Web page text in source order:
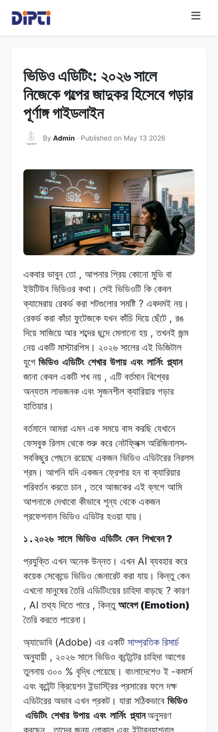
ভিডিও এডিটিং: ২০২৬ সালে
নিজেকে গল্পের জাদুকর হিসেবে গড়ার
পূর্ণাঙ্গ গাইডলাইন
By Admin · Published on May 13 2026
একবার ভাবুন তো , আপনার প্রিয় কোনো মুভি বা
ইউটিউব ভিডিওর কথা। সেই ভিডিওটি কি কেবল
ক্যামেরায় রেকর্ড করা শটগুলোর সমষ্টি? একদমই নয়।
রেকর্ড করা কাঁচা ফুটেজকে যখন কাঁচি দিয়ে ছেঁটে , রঙ
দিয়ে সাজিয়ে আর শব্দের ছন্দে মেলানো হয় ,তখনই জন্ম
নেয় একটি মাস্টারপিস। ২০২৬ সালের এই ডিজিটাল
যুগে ভিডিও এডিটিং শেখার উপায় এবং লার্নিং প্ল্যান
জানা কেবল একটি শখ নয় , এটি বর্তমান বিশ্বের
অন্যতম লাভজনক এবং সৃজনশীল ক্যারিয়ার গড়ার
হাতিয়ার।
বর্তমানে আমরা এমন এক সময়ে বাস করছি যেখানে
ফেসবুক রিলস থেকে শুরু করে নেটফ্লিক্স অরিজিনালস-
সবকিছুর পেছনে রয়েছে একজন ভিডিও এডিটরের নিরলস
শ্রম। আপনি যদি একজন ফ্রেশার হন বা ক্যারিয়ার
পরিবর্তন করতে চান ,তবে আজকের এই ব্লগে আমি
আপনাকে দেখাবো কীভাবে শূন্য থেকে একজন
প্রফেশনাল ভিডিও এডিটর হওয়া যায়।
১ . ২০২৬ সালে ভিডিও এডিটিং কেন শিখবেন?
প্রযুক্তি এখন অনেক উন্নত। এখন AIব্যবহার করে
কয়েক সেকেন্ডে ভিডিও জেনারেট করা যায়। কিন্তু কেন
এখনো মানুষের তৈরি এডিটিংয়ের চাহিদা বাড়ছে? কারণ
, AIতথ্য দিতে পারে , কিন্তু আবেগ(Emotion)
তৈরি করতে পারেনা।
অ্যাডোবি (Adobe) এর একটি সাম্প্রতিক রিসার্চ
অনুযায়ী , ২০২৬ সালে ভিডিও কন্টেন্টের চাহিদা আগের
তুলনায় ৩০০ % বৃদ্ধি পেয়েছে। বাংলাদেশেও ই-কমার্স
এবং কন্টেন্ট ক্রিয়েশন ইন্ডাস্ট্রির প্রসারের ফলে দক্ষ
এডিটরের অভাব এখন প্রকট। যারা সঠিকভাবে ভিডিও
এডিটিং শেখার উপায় এবং লার্নিং প্ল্যানঅনুসরণ